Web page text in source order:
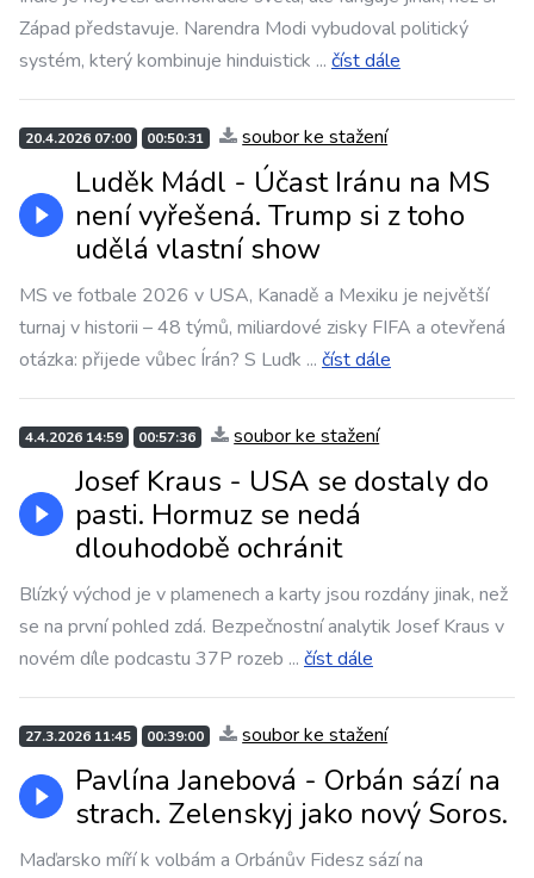
Západ představuje. Narendra Modi vybudoval politický
systém, který kombinuje hinduistick ... číst dále
20.4.2026 07:00 00:50:31 soubor ke stažení
Luděk Mádl - Účast Iránu na MS
není vyřešená. Trump si z toho
udělá vlastní show
MS ve fotbale 2026 v USA, Kanadě a Mexiku je největší
turnaj v historii – 48 týmů, miliardové zisky FIFA a otevřená
otázka: přijede vůbec Írán? S Luďk ... číst dále
4.4.2026 14:59 00:57:36 soubor ke stažení
Josef Kraus - USA se dostaly do
pasti. Hormuz se nedá
dlouhodobě ochránit
Blízký východ je v plamenech a karty jsou rozdány jinak, než
se na první pohled zdá. Bezpečnostní analytik Josef Kraus v
novém díle podcastu 37P rozeb ... číst dále
27.3.2026 11:45 00:39:00 soubor ke stažení
Pavlína Janebová - Orbán sází na
strach. Zelenskyj jako nový Soros.
Maďarsko míří k volbám a Orbánův Fidesz sází na